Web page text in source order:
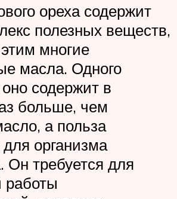
ореха содержит
полезных веществ,
многие
масла. Одного
содержит в
больше, чем
а польза
организма
Он требуется для
работы